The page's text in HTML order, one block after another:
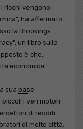
ricchi vengono
ha affermato
la Brookings
un libro sulla
è che,
economica”.
sua base
piccoli i veri motori
di redditi
di molte città,